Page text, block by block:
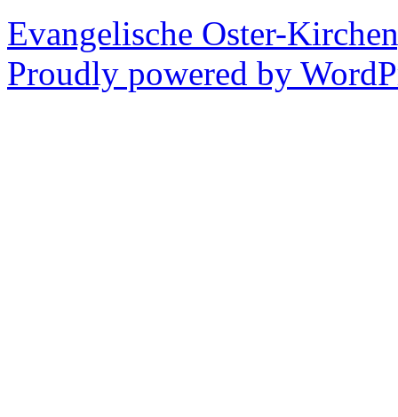
Evangelische Oster-
Proudly powered by